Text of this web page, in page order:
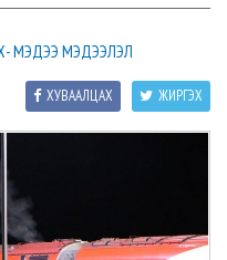
МЭДЭЭ МЭДЭЭЛЭЛ
ЖИРГЭХ
ХУВААЛЦАХ